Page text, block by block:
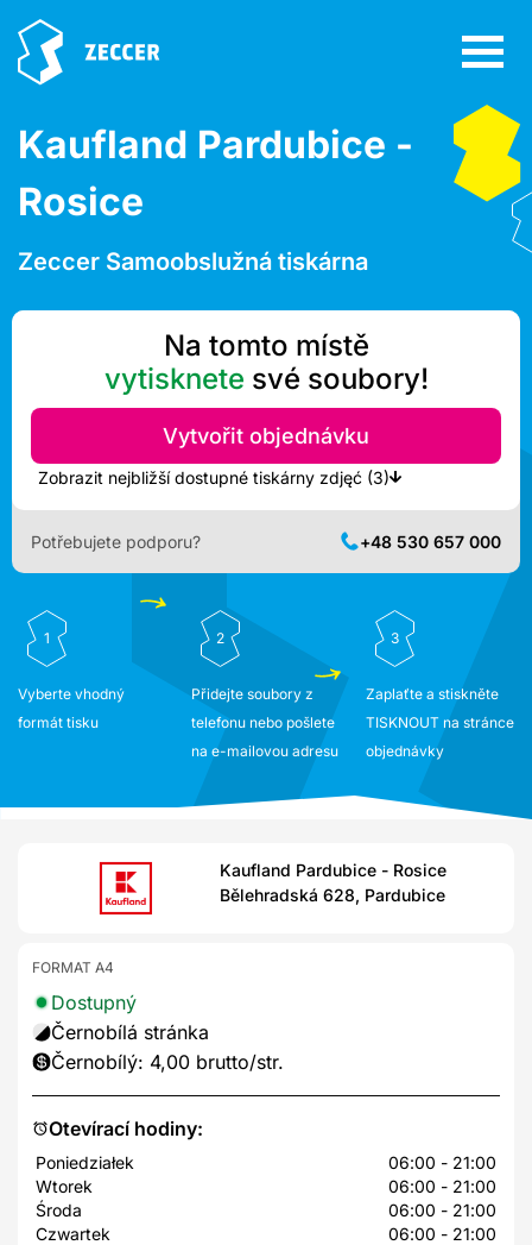
Kaufland Pardubice -
Rosice
Zeccer Samoobslužná tiskárna
Na tomto místě
vytisknete své soubory!
Vytvořit objednávku
Zobrazit nejbližší dostupné tiskárny zdjęć (3)
Potřebujete podporu? +48 530 657 000
1
Vyberte vhodný
formát tisku
2
Přidejte soubory z
telefonu nebo pošlete
na e-mailovou adresu
3
Zaplaťte a stiskněte
TISKNOUT na stránce
objednávky
Kaufland Pardubice - Rosice
Bělehradská 628, Pardubice
Otevírací hodiny:
Poniedziałek
06:00 - 21:00
Wtorek
06:00 - 21:00
Środa
06:00 - 21:00
Czwartek
06:00 - 21:00
FORMAT A4
Dostupný
Černobílá stránka
Černobílý: 4,00 brutto/str.